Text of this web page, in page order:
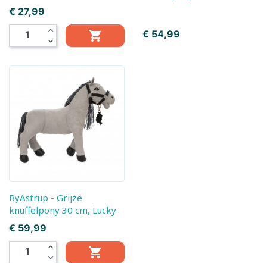
Prijs
€ 27,99
expand_less
expand_more
 Prijs
€ 54,99
ByAstrup - Grijze
knuffelpony 30 cm, Lucky
Prijs
€ 59,99
expand_less
expand_more
